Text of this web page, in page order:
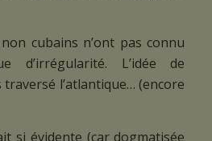
cubains n’ont pas connu
d’irrégularité. L’idée de
traversé l’atlantique… (encore
si évidente (car dogmatisée